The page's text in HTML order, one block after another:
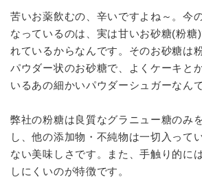
苦いお薬飲むの、辛いですよね～。今
なっているのは、実は甘いお砂糖(粉糖
れているからなんです。そのお砂糖は
パウダー状のお砂糖で、よくケーキと
いるあの細かいパウダーシュガーなん
弊社の粉糖は良質なグラニュー糖のみ
し、他の添加物・不純物は一切入って
ない美味しさです。また、手触り的に
しにくいのが特徴です。